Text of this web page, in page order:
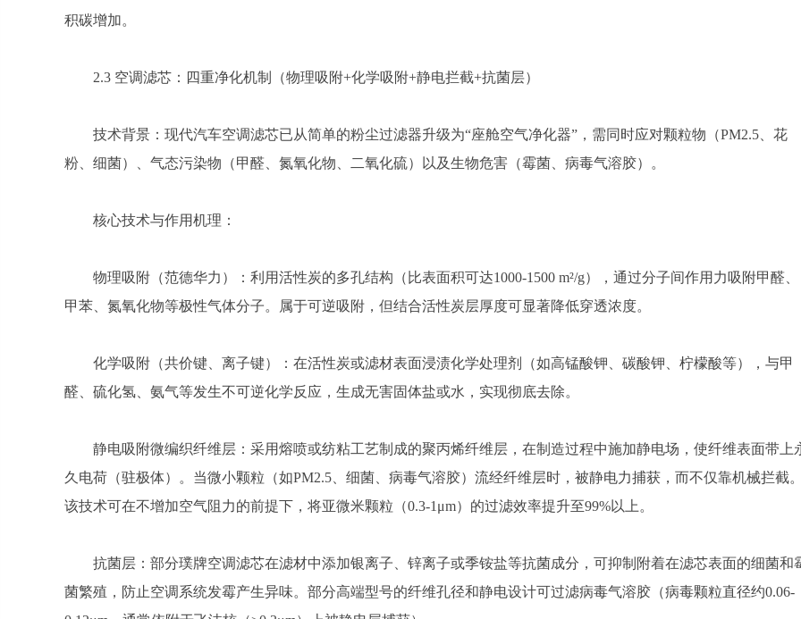
积碳增加。
2.3 空调滤芯：四重净化机制（物理吸附+化学吸附+静电拦截+抗菌层）
技术背景：现代汽车空调滤芯已从简单的粉尘过滤器升级为“座舱空气净化器”，需同时应对颗粒物（PM2.5、花
粉、细菌）、气态污染物（甲醛、氮氧化物、二氧化硫）以及生物危害（霉菌、病毒气溶胶）。
核心技术与作用机理：
物理吸附（范德华力）：利用活性炭的多孔结构（比表面积可达1000-1500 m²/g），通过分子间作用力吸附甲醛、
甲苯、氮氧化物等极性气体分子。属于可逆吸附，但结合活性炭层厚度可显著降低穿透浓度。
化学吸附（共价键、离子键）：在活性炭或滤材表面浸渍化学处理剂（如高锰酸钾、碳酸钾、柠檬酸等），与甲
醛、硫化氢、氨气等发生不可逆化学反应，生成无害固体盐或水，实现彻底去除。
静电吸附微编织纤维层：采用熔喷或纺粘工艺制成的聚丙烯纤维层，在制造过程中施加静电场，使纤维表面带上
久电荷（驻极体）。当微小颗粒（如PM2.5、细菌、病毒气溶胶）流经纤维层时，被静电力捕获，而不仅靠机械拦截
该技术可在不增加空气阻力的前提下，将亚微米颗粒（0.3-1μm）的过滤效率提升至99%以上。
抗菌层：部分璞牌空调滤芯在滤材中添加银离子、锌离子或季铵盐等抗菌成分，可抑制附着在滤芯表面的细菌和
菌繁殖，防止空调系统发霉产生异味。部分高端型号的纤维孔径和静电设计可过滤病毒气溶胶（病毒颗粒直径约0.06-